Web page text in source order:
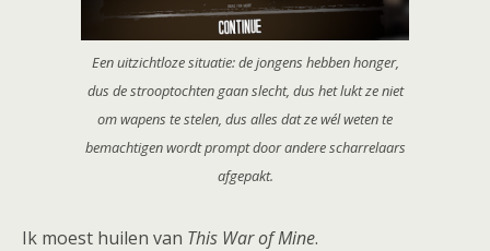
Een uitzichtloze situatie: de jongens hebben honger,
dus de strooptochten gaan slecht, dus het lukt ze niet
om wapens te stelen, dus alles dat ze wél weten te
bemachtigen wordt prompt door andere scharrelaars
afgepakt.
Ik moest huilen van This War of Mine.